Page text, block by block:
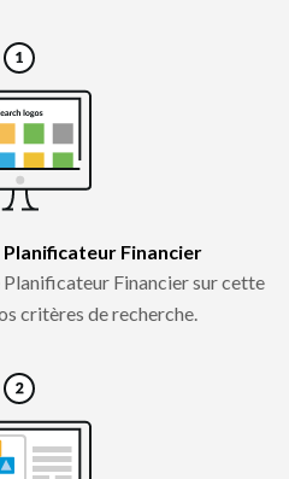
Planificateur Financier
Planificateur Financier sur cette
critères de recherche.